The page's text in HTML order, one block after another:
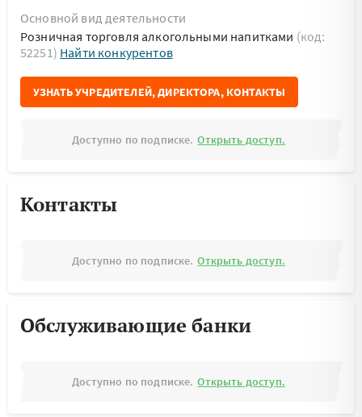
Основной вид деятельности
Розничная торговля алкогольными напитками (код:
52251) Найти конкурентов
УЗНАТЬ УЧРЕДИТЕЛЕЙ, ДИРЕКТОРА, КОНТАКТЫ
Доступно по подписке. Открыть доступ.
Контакты
Доступно по подписке. Открыть доступ.
Обслуживающие банки
Доступно по подписке. Открыть доступ.